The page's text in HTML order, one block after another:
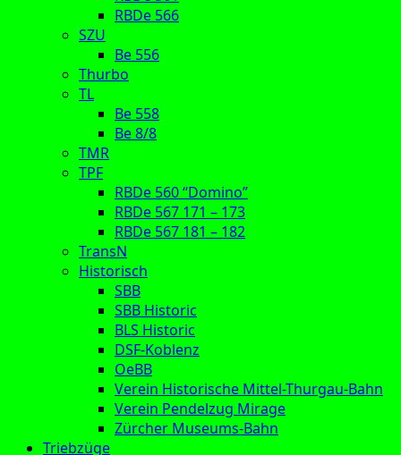
RBDe 566
SZU
Be 556
Thurbo
TL
Be 558
Be 8/8
TMR
TPF
RBDe 560 “Domino”
RBDe 567 171 – 173
RBDe 567 181 – 182
TransN
Historisch
SBB
SBB Historic
BLS Historic
DSF-Koblenz
OeBB
Verein Historische Mittel-Thurgau-Bahn
Verein Pendelzug Mirage
Zürcher Museums-Bahn
Triebzüge